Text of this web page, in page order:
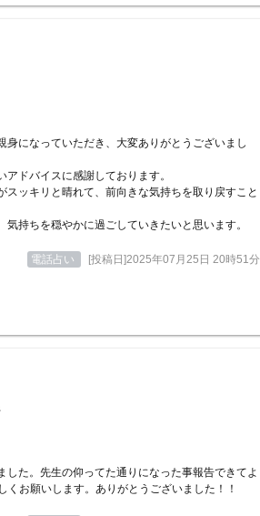
身になっていただき、大変ありがとうございまし
アドバイスに感謝しております。
スッキリと晴れて、前向きな気持ちを取り戻すこと
気持ちを穏やかに過ごしていきたいと思います。
電話占い [投稿日]2025年07月25日 20時51分
した。先生の仰ってた通りになった事報告できてよ
くお願いします。ありがとうございました！！